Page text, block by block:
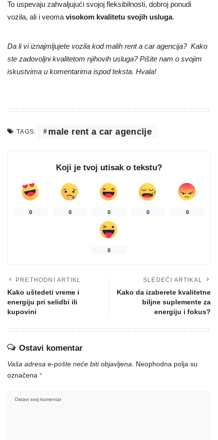
To uspevaju zahvaljujući svojoj fleksibilnosti, dobroj ponudi
vozila, ali i veoma visokom kvalitetu svojih usluga.
Da li vi iznajmljujete vozila kod malih rent a car agencija? Kako
ste zadovoljni kvalitetom njihovih usluga? Pišite nam o svojim
iskustvima u komentarima ispod teksta. Hvala!
TAGS: male rent a car agencije
Koji je tvoj utisak o tekstu?
0 0 0 0 0
0
PRETHODNI ARTIKL
Kako uštedeti vreme i
energiju pri selidbi ili
kupovini
SLEDEĆI ARTIKAL
Kako da izaberete kvalitetne
biljne suplemente za
energiju i fokus?
Ostavi komentar
Vaša adresa e-pošte neće biti objavljena. Neophodna polja su
označena *